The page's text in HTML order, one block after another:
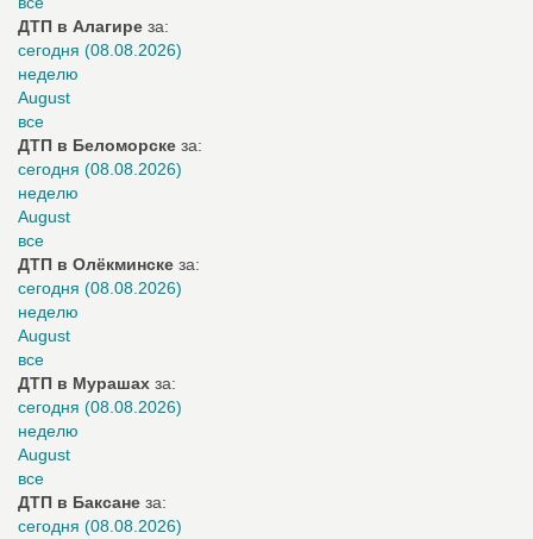
ДТП в Алагире за:
сегодня (08.08.2026)
неделю
August
все
ДТП в Беломорске за:
сегодня (08.08.2026)
неделю
August
все
ДТП в Олёкминске за:
сегодня (08.08.2026)
неделю
August
все
ДТП в Мурашах за:
сегодня (08.08.2026)
неделю
August
все
ДТП в Баксане за:
сегодня (08.08.2026)